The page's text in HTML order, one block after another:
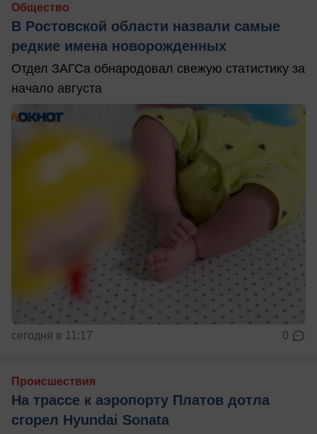
Общество
В Ростовской области назвали самые
редкие имена новорожденных
Отдел ЗАГСа обнародовал свежую статистику за
начало августа
сегодня в 11:17 0
Происшествия
На трассе к аэропорту Платов дотла
сгорел Hyundai Sonata